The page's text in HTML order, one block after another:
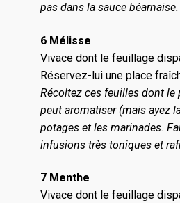
pas dans la sauce béarnaise.
6 Mélisse
Vivace dont le feuillage
Réservez-lui une place
Récoltez ces feuilles dont le
peut aromatiser (mais ayez
potages et les marinades.
infusions très toniques et
7 Menthe
Vivace dont le feuillage